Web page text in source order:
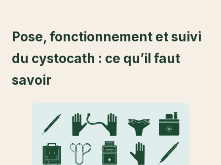
Pose, fonctionnement et suivi
du cystocath : ce qu’il faut
savoir